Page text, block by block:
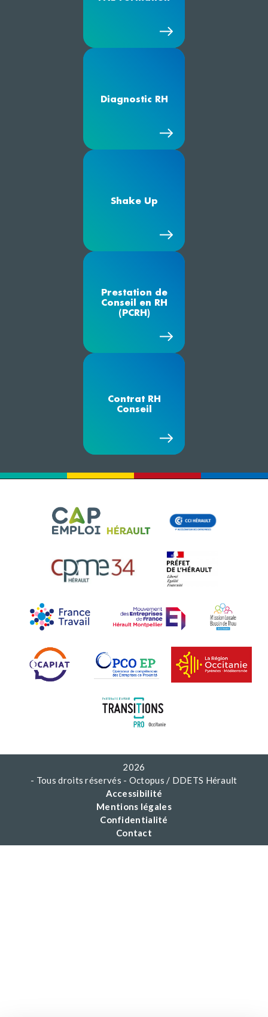
Diagnostic RH
Shake Up
Prestation de
Conseil en RH
(PCRH)
Contrat RH
Conseil
2026
- Tous droits réservés - Octopus / DDETS Hérault
Accessibilité
Mentions légales
Confidentialité
Contact